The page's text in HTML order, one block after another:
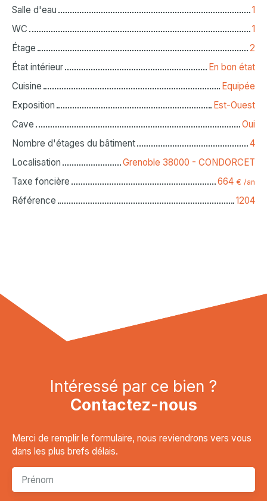
Salle d'eau
1
WC
1
Étage
2
État intérieur
En bon état
Cuisine
Equipée
Exposition
Est-Ouest
Cave
Oui
Nombre d'étages du bâtiment
4
Localisation
Grenoble 38000 - CONDORCET
Taxe foncière
664 € /an
Référence 1204
Intéressé par ce bien ?
Contactez-nous
Merci de remplir le formulaire, nous reviendrons vers vous
dans les plus brefs délais.
Prénom